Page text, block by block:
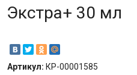
Экстра+ 30 мл
Артикул: КР-00001585